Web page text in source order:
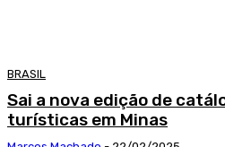
BRASIL
Sai a nova edição de
turísticas em Minas